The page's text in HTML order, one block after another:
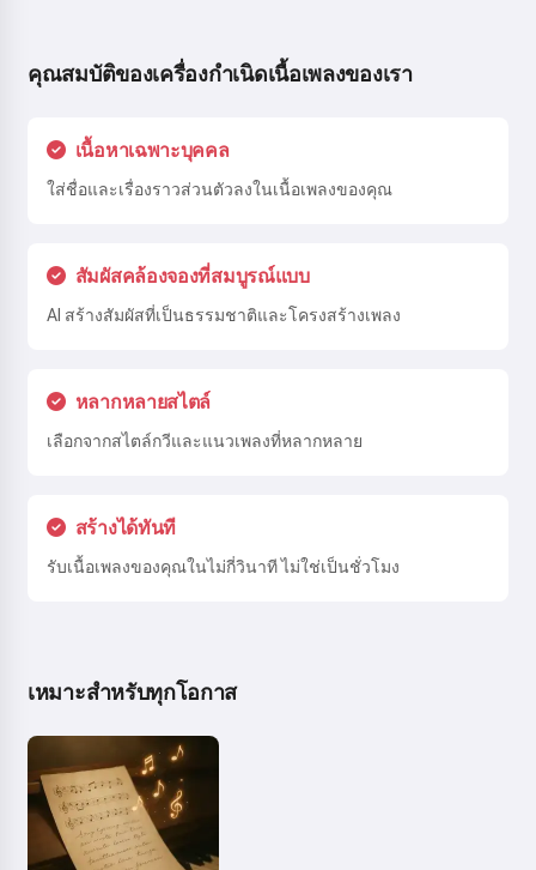
คุณสมบัติของเครื่องกำเนิดเนื้อเพลงของเรา
เนื้อหาเฉพาะบุคคล
ใส่ชื่อและเรื่องราวส่วนตัวลงในเนื้อเพลงของคุณ
สัมผัสคล้องจองที่สมบูรณ์แบบ
AI สร้างสัมผัสที่เป็นธรรมชาติและโครงสร้างเพลง
หลากหลายสไตล์
เลือกจากสไตล์กวีและแนวเพลงที่หลากหลาย
สร้างได้ทันที
รับเนื้อเพลงของคุณในไม่กี่วินาที ไม่ใช่เป็นชั่วโมง
เหมาะสำหรับทุกโอกาส